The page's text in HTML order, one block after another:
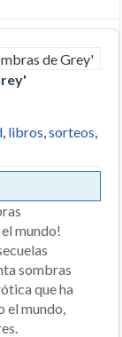
, libros,sorteos,
mundo!
sombras
que ha
el mundo,